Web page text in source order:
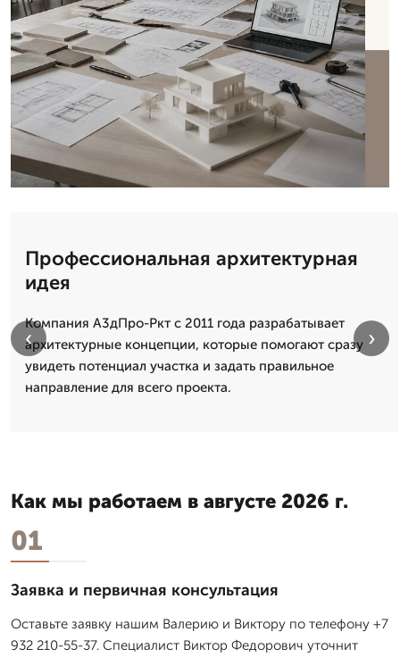
Профессиональная архитектурная
идея
Компания А3дПро-Ркт с 2011 года разрабатывает
архитектурные концепции, которые помогают сразу
увидеть потенциал участка и задать правильное
направление для всего проекта.
‹ ›
Как мы работаем в августе 2026 г.
01
Заявка и первичная консультация
Оставьте заявку нашим Валерию и Виктору по телефону +7
932 210-55-37. Специалист Виктор Федорович уточнит